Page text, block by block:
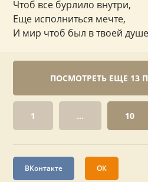
Чтоб все бурлило внутри,
Еще исполниться мечте,
И мир чтоб был в твоей
ПОСМОТРЕТЬ ЕЩЕ 13
1 ... 10
ВКонтакте ОК